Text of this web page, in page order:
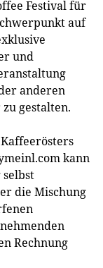
Festival für
auf
und
anderen
gestalten.
kann
selbst
die Mischung
Rechnung